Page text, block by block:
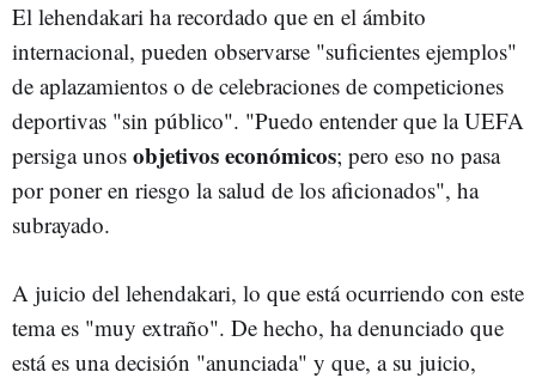
El lehendakari ha recordado que en el ámbito
internacional, pueden observarse "suficientes ejemplos"
de aplazamientos o de celebraciones de competiciones
deportivas "sin público". "Puedo entender que la UEFA
persiga unos objetivos económicos; pero eso no pasa
por poner en riesgo la salud de los aficionados", ha
subrayado.
A juicio del lehendakari, lo que está ocurriendo con este
tema es "muy extraño". De hecho, ha denunciado que
está es una decisión "anunciada" y que, a su juicio,